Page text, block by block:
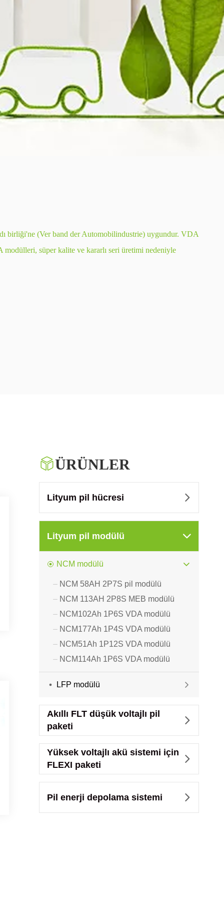
birliği'ne (Ver band der Automobilindustrie) uygundur. VDA
modülleri, süper kalite ve kararlı seri üretimi nedeniyle
ÜRÜNLER
Lityum pil hücresi 
Lityum pil modülü 
NCM modülü 
 NCM 58AH 2P7S pil modülü
 NCM 113AH 2P8S MEB modülü
 NCM102Ah 1P6S VDA modülü
 NCM177Ah 1P4S VDA modülü
 NCM51Ah 1P12S VDA modülü
 NCM114Ah 1P6S VDA modülü
LFP modülü 
Akıllı FLT düşük voltajlı pil
paketi

Yüksek voltajlı akü sistemi için
FLEXI paketi

Pil enerji depolama sistemi 